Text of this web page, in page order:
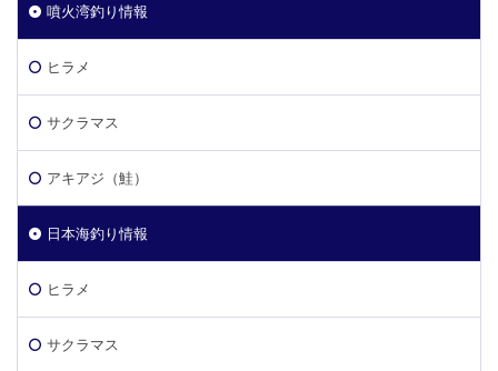
噴火湾釣り情報
ヒラメ
サクラマス
アキアジ（鮭）
日本海釣り情報
ヒラメ
サクラマス